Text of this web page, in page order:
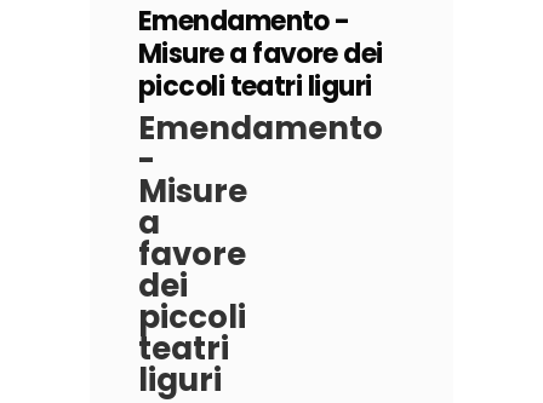
Emendamento -
Misure a favore dei
piccoli teatri liguri
Emendamento
-
Misure
a
favore
dei
piccoli
teatri
liguri